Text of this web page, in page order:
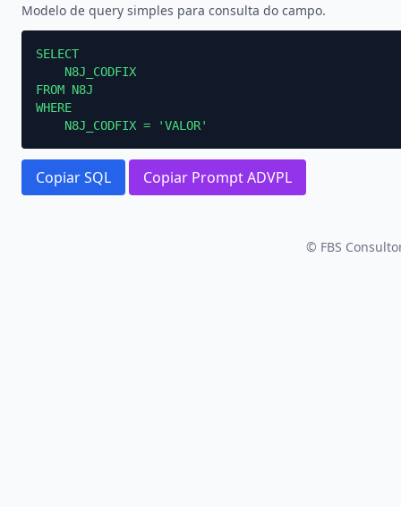
Modelo de query simples para consulta do campo.
SELECT
    N8J_CODFIX
FROM N8J
WHERE
    N8J_CODFIX = 'VALOR'
Copiar SQL Copiar Prompt ADVPL
© FBS